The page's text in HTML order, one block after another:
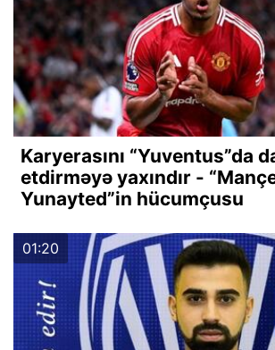
Karyerasını “Yuventus”da
etdirməyə yaxındır -
Yunayted”in hücumçusu
01:20